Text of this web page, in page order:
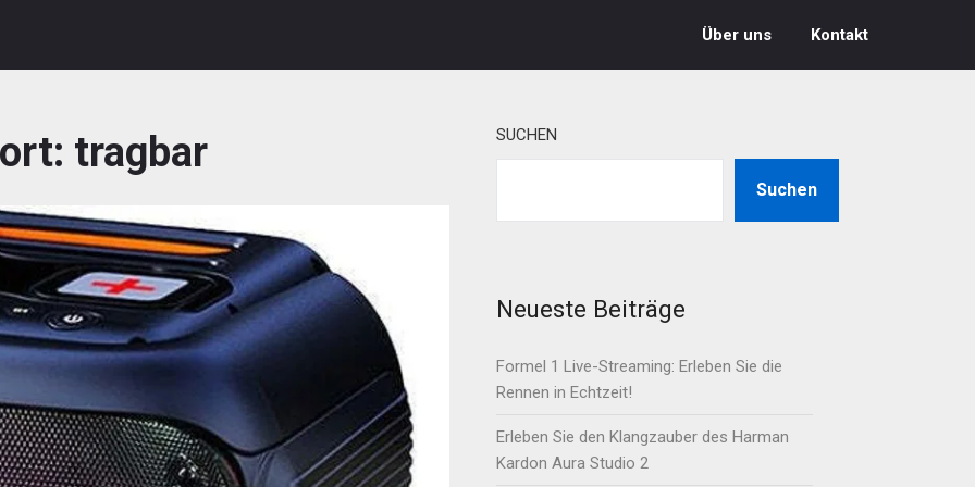
Über uns Kontakt
tragbar SUCHEN
Suchen
Neueste Beiträge
Formel 1 Live-Streaming: Erleben Sie die
Rennen in Echtzeit!
Erleben Sie den Klangzauber des Harman
Kardon Aura Studio 2